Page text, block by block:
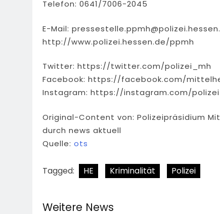
Telefon: 0641/7006-2045
E-Mail:
http://www.polizei.hessen.de/ppmh
Twitter: https://twitter.com/polizei_mh
Facebook: https://facebook.com/
Instagram: https://instagram.com/
Original-Content von: Polizeipräsidium
durch news aktuell
Quelle: ots
Tagged: HE Kriminalität Polizei
Weitere News